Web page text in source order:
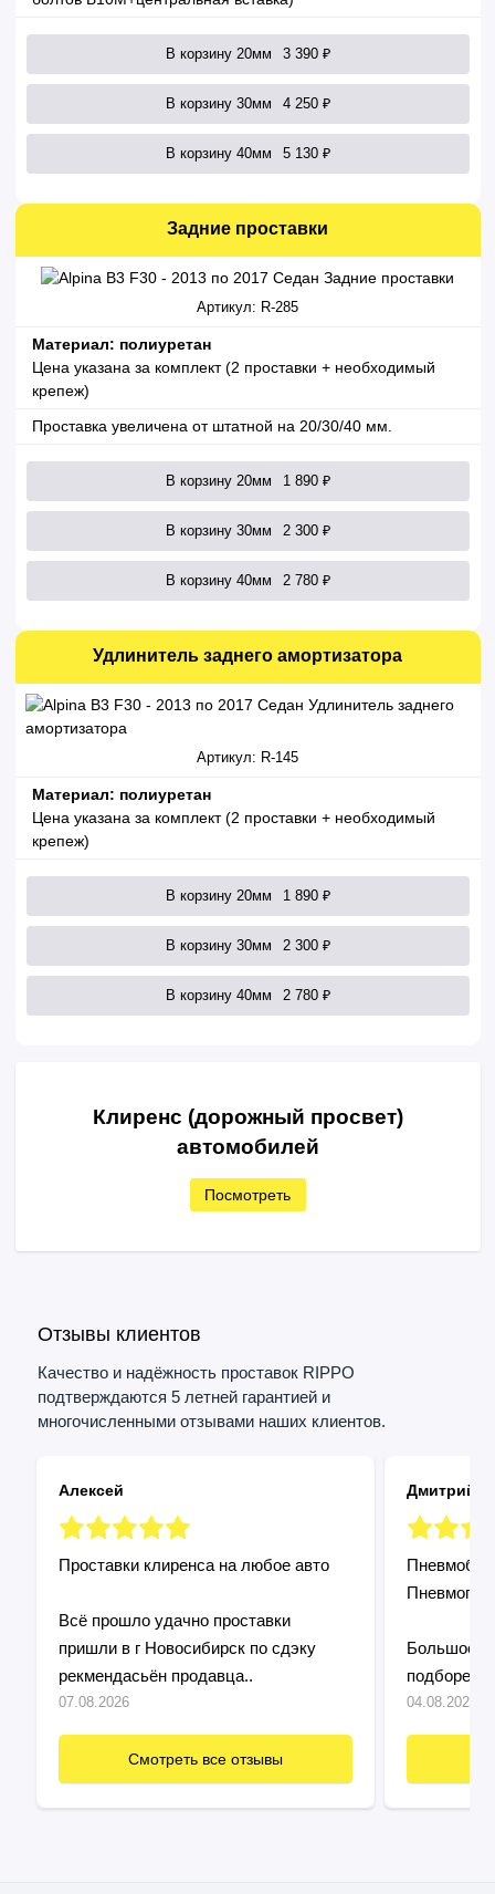
В корзину 20мм 3 390 ₽
В корзину 30мм 4 250 ₽
В корзину 40мм 5 130 ₽
Задние проставки
Артикул: R-285
Материал: полиуретан
Цена указана за комплект (2 проставки + необходимый
крепеж)
Проставка увеличена от штатной на 20/30/40 мм.
В корзину 20мм 1 890 ₽
В корзину 30мм 2 300 ₽
В корзину 40мм 2 780 ₽
Удлинитель заднего амортизатора
Артикул: R-145
Материал: полиуретан
Цена указана за комплект (2 проставки + необходимый
крепеж)
В корзину 20мм 1 890 ₽
В корзину 30мм 2 300 ₽
В корзину 40мм 2 780 ₽
Клиренс (дорожный просвет)
автомобилей
Посмотреть
Отзывы клиентов
Качество и надёжность проставок RIPPO
подтверждаются 5 летней гарантией и
многочисленными отзывами наших клиентов.
Алексей
Проставки клиренса на любое авто
Всё прошло удачно проставки
пришли в г Новосибирск по сдэку
рекмендасьён продавца..
07.08.2026
Смотреть все отзывы
Дмитрий
Большое
подборе и
Установил
подошло!
04.08.2026